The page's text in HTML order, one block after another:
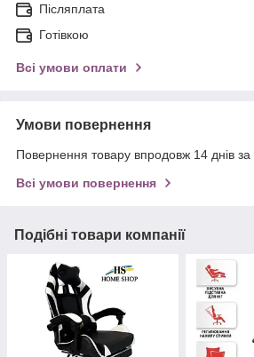
Післяплата
Готівкою
Всі умови оплати
Умови повернення
Повернення товару впродовж 14 днів
Всі умови повернення
Подібні товари компанії